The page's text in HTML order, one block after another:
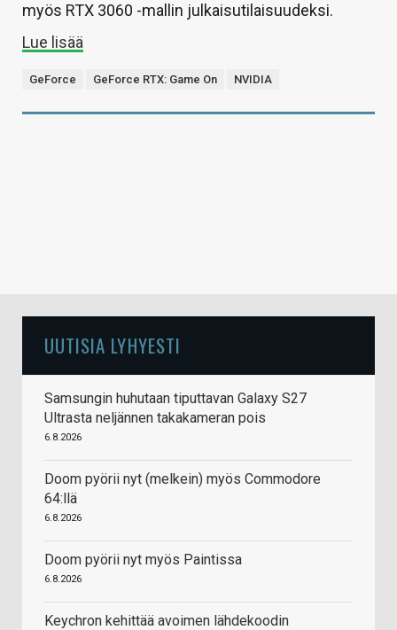
myös RTX 3060 -mallin julkaisutilaisuudeksi.
Lue lisää
GeForce GeForce RTX: Game On NVIDIA
UUTISIA LYHYESTI
Samsungin huhutaan tiputtavan Galaxy S27
Ultrasta neljännen takakameran pois
6.8.2026
Doom pyörii nyt (melkein) myös Commodore
64:llä
6.8.2026
Doom pyörii nyt myös Paintissa
6.8.2026
Keychron kehittää avoimen lähdekoodin